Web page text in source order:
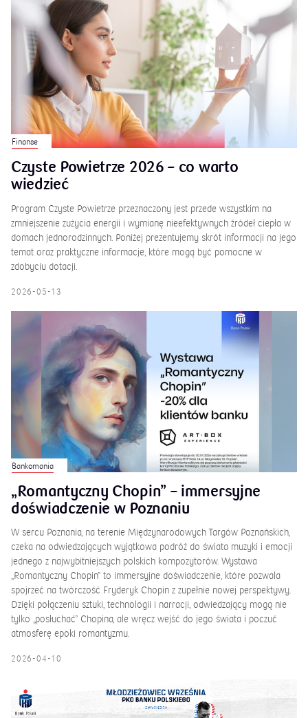
Finanse
Czyste Powietrze 2026 – co warto
wiedzieć
Program Czyste Powietrze przeznaczony jest przede wszystkim na
zmniejszenie zużycia energii i wymianę nieefektywnych źródeł ciepła w
domach jednorodzinnych. Poniżej prezentujemy skrót informacji na jego
temat oraz praktyczne informacje, które mogą być pomocne w
zdobyciu dotacji.
2026-05-13
Bankomania
„Romantyczny Chopin” – immersyjne
doświadczenie w Poznaniu
W sercu Poznania, na terenie Międzynarodowych Targów Poznańskich,
czeka na odwiedzających wyjątkowa podróż do świata muzyki i emocji
jednego z najwybitniejszych polskich kompozytorów. Wystawa
„Romantyczny Chopin” to immersyjne doświadczenie, które pozwala
spojrzeć na twórczość Fryderyk Chopin z zupełnie nowej perspektywy.
Dzięki połączeniu sztuki, technologii i narracji, odwiedzający mogą nie
tylko „posłuchać” Chopina, ale wręcz wejść do jego świata i poczuć
atmosferę epoki romantyzmu.
2026-04-10